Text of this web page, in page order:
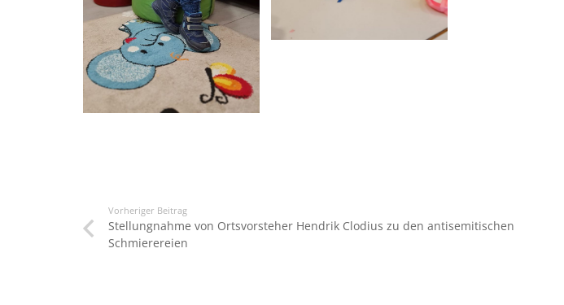
Vorheriger Beitrag
Stellungnahme von Ortsvorsteher Hendrik Clodius zu den antisemitischen
Schmierereien